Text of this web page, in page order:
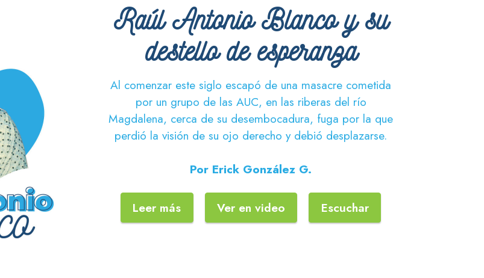
Raúl Antonio Blanco y su
destello de esperanza
Al comenzar este siglo escapó de una masacre cometida
por un grupo de las AUC, en las riberas del río
Magdalena, cerca de su desembocadura, fuga por la que
perdió la visión de su ojo derecho y debió desplazarse.
Por Erick González G.
Leer más Ver en video Escuchar